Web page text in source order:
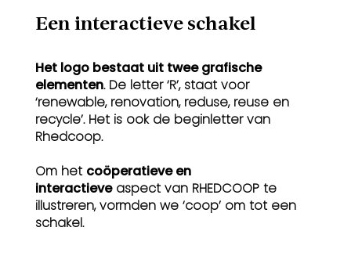
Een interactieve schakel
Het logo bestaat uit twee grafische
elementen. De letter ‘R’, staat voor
‘renewable, renovation, reduse, reuse en
recycle’. Het is ook de beginletter van
Rhedcoop.
Om het coöperatieve en
interactieveaspect van RHEDCOOP te
illustreren, vormden we ‘coop’ om tot een
schakel.